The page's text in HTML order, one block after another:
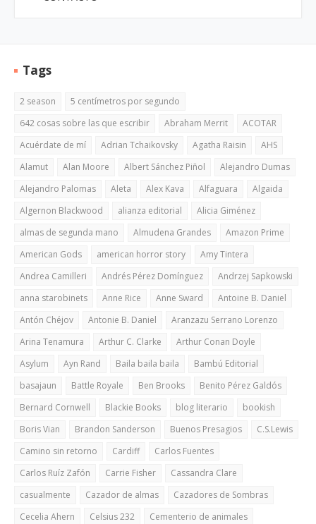
Tags
2 season
5 centímetros por segundo
642 cosas sobre las que escribir
Abraham Merrit
ACOTAR
Acuérdate de mí
Adrian Tchaikovsky Agatha Raisin
AHS
Alamut
Alan Moore Albert Sánchez Piñol
Alejandro Dumas
Alejandro Palomas
Aleta Alex Kava Alfaguara
Algaida
Algernon Blackwood
alianza editorial
Alicia Giménez
almas de segunda mano
Almudena Grandes
Amazon Prime
American Gods
american horror story
Amy Tintera
Andrea Camilleri
Andrés Pérez Domínguez
Andrzej Sapkowski
anna starobinets
Anne Rice Anne Sward
Antoine B. Daniel
Antón Chéjov
Antonie B. Daniel
Aranzazu Serrano Lorenzo
Arina Tenamura
Arthur C. Clarke
Arthur Conan Doyle
Asylum
Ayn Rand Baila baila baila
Bambú Editorial
basajaun
Battle Royale Ben Brooks
Benito Pérez Galdós
Bernard Cornwell
Blackie Books blog literario
bookish
Boris Vian
Brandon Sanderson Buenos Presagios
C.S.Lewis
Camino sin retorno
Cardiff
Carlos Fuentes
Carlos Ruíz Zafón
Carrie Fisher
Cassandra Clare
casualmente
Cazador de almas
Cazadores de Sombras
Cecelia Ahern
Celsius 232
Cementerio de animales